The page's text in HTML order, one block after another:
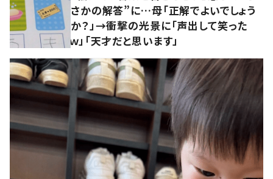
さかの解答”に…母「正解でよいでしょう
か？」→衝撃の光景に「声出して笑った
ｗ」「天才だと思います」